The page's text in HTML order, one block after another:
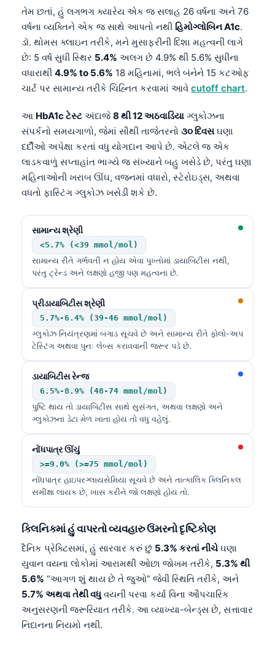
તેમ છતાં, હું લગભગ ક્યારેય એક જ સલાહ 26 વર્ષના અને 76
વર્ષના વ્યક્તિને એક જ સાથે આપતો નથી હિમોગ્લોબિન A1c.
ડૉ. થોમસ ક્લાઇન તરીકે, મને મુસાફરીની દિશા મહત્વની લાગે
છે: 5 વર્ષ સુધી સ્થિર 5.4% અલગ છે 4.9% થી 5.6% સુધીના
વધારાથી 4.9% to 5.6% 18 મહિનામાં, ભલે બંનેને 15 કટઓફ
ચાર્ટ પર સામાન્ય તરીકે ચિહ્નિત કરવામાં આવે cutoff chart.
આ HbA1c ટેસ્ટ અંદાજે 8 થી 12 અઠવાડિયા ગ્લુકોઝના
સંપર્કનો સમયગાળો, જેમાં સૌથી તાજેતરનો ૩૦ દિવસઘણા
દર્દીઓ અપેક્ષા કરતાં વધુ યોગદાન આપે છે. એટલે જ એક
લાડકવાળું સપ્તાહાંત ભાગ્યે જ સંખ્યાને બહુ ખસેડે છે, પરંતુ ઘણા
મહિનાઓની ખરાબ ઊંઘ, વજનમાં વધારો, સ્ટેરોઇડ્સ, અથવા
વધતો ફાસ્ટિંગ ગ્લુકોઝ ખસેડી શકે છે.
સામાન્ય શ્રેણી
<5.7% (<39 mmol/mol)
સામાન્ય રીતે ગર્ભવતી ન હોય એવા પુખ્તોમાં ડાયાબિટીસ નથી,
પરંતુ ટ્રેન્ડ અને લક્ષણો હજી પણ મહત્વના છે.
પ્રીડાયાબિટીસ શ્રેણી
5.7%-6.4% (39-46 mmol/mol)
ગ્લુકોઝ નિયંત્રણમાં બગાડ સૂચવે છે અને સામાન્ય રીતે ફોલો-અપ
ટેસ્ટિંગ અથવા પુનઃ લેબ્સ કરાવવાની જરૂર પડે છે.
ડાયાબિટીસ રેન્જ
6.5%-8.9% (48-74 mmol/mol)
પુષ્ટિ થાય તો ડાયાબિટીસ સાથે સુસંગત, અથવા લક્ષણો અને
ગ્લુકોઝના ડેટા મેળ ખાતા હોય તો વધુ વહેલું.
નોંધપાત્ર ઊંચું
>=9.0% (>=75 mmol/mol)
નોંધપાત્ર હાઇપરગ્લાયસેમિયા સૂચવે છે અને તાત્કાલિક ક્લિનિકલ
સમીક્ષા લાયક છે, ખાસ કરીને જો લક્ષણો હોય તો.
ક્લિનિકમાં હું વાપરતો વ્યવહારુ ઉંમરનો દૃષ્ટિકોણ
દૈનિક પ્રેક્ટિસમાં, હું સારવાર કરું છું 5.3% કરતાં નીચે ઘણા
યુવાન વયના લોકોમાં આરામથી ઓછા જોખમ તરીકે, 5.3% થી
5.6% “આગળ શું થાય છે તે જુઓ” જેવી સ્થિતિ તરીકે, અને
5.7% અથવા તેથી વધુ વયની પરવા કર્યા વિના ઔપચારિક
અનુસરણની જરૂરિયાત તરીકે. આ વ્યાખ્યા-બેન્ડ્સ છે, સત્તાવાર
નિદાનના નિયમો નથી.